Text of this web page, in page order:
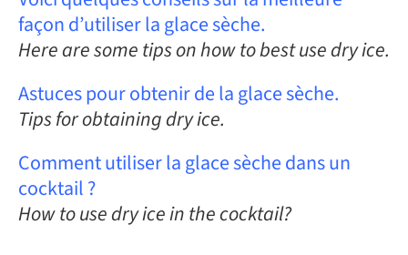
façon d’utiliser la glace sèche.
Here are some tips on how to best use dry ice.
Astuces pour obtenir de la glace sèche.
Tips for obtaining dry ice.
Comment utiliser la glace sèche dans un
cocktail ?
How to use dry ice in the cocktail?